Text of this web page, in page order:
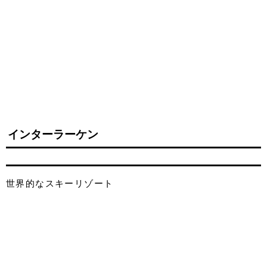
インターラーケン
世界的なスキーリゾート